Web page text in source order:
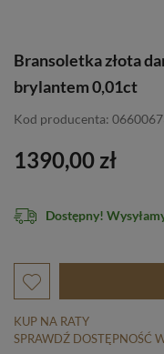
Bransoletka złota
brylantem 0,01ct
Kod producenta:
1390,00 zł
Dostępny!
KUP NA RATY
SPRAWDŹ DOSTĘPNOŚĆ